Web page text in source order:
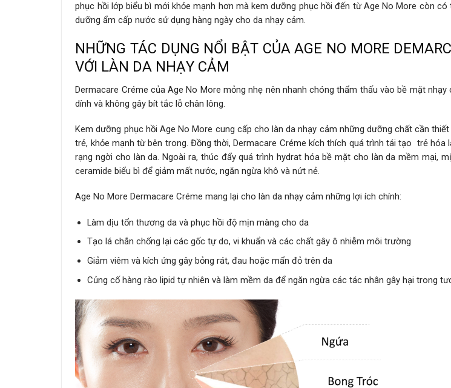
phục hồi lớp biểu bì mới khỏe mạnh hơn mà kem dưỡng phục hồi đến từ Age No More còn
dưỡng ẩm cấp nước sử dụng hàng ngày cho da nhạy cảm.
NHỮNG TÁC DỤNG NỔI BẬT CỦA AGE NO MORE
VỚI LÀN DA NHẠY CẢM
Dermacare Créme của Age No More mỏng nhẹ nên nhanh chóng thẩm thấu vào bề mặt nhạy
dính và không gây bít tắc lỗ chân lông.
Kem dưỡng phục hồi Age No More cung cấp cho làn da nhạy cảm những dưỡng chất cần
trẻ, khỏe mạnh từ bên trong. Đồng thời, Dermacare Créme kích thích quá trình tái tạo trẻ hóa
rạng ngời cho làn da. Ngoài ra, thúc đẩy quá trình hydrat hóa bề mặt cho làn da mềm mại,
ceramide biểu bì để giảm mất nước, ngăn ngừa khô và nứt nẻ.
Age No More Dermacare Créme mang lại cho làn da nhạy cảm những lợi ích chính:
Làm dịu tổn thương da và phục hồi độ mịn màng cho da
Tạo lá chắn chống lại các gốc tự do, vi khuẩn và các chất gây ô nhiễm môi trường
Giảm viêm và kích ứng gây bỏng rát, đau hoặc mẩn đỏ trên da
Củng cố hàng rào lipid tự nhiên và làm mềm da để ngăn ngừa các tác nhân gây hại trong